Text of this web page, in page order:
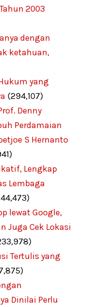
2003
dengan
ketahuan,
yang
(294,107)
Denny
Perdamaian
S Hernanto
Lengkap
Lembaga
lewat Google,
Juga Cek Lokasi
Tertulis yang
Dinilai Perlu